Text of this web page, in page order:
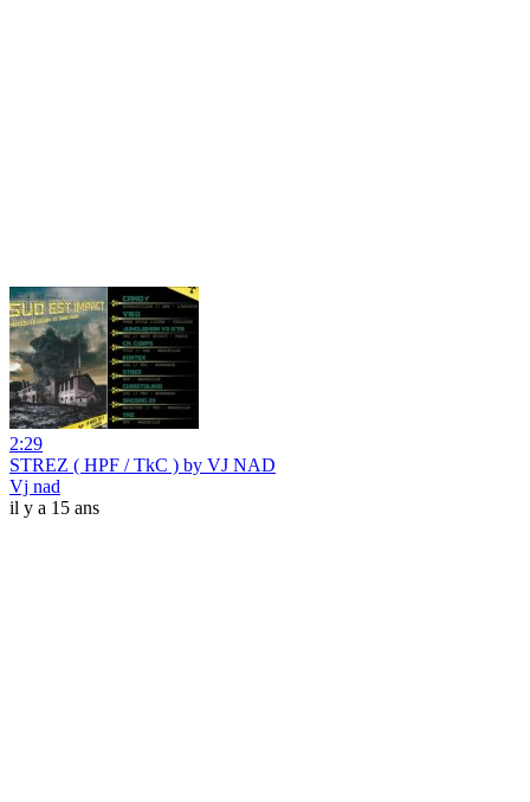
2:29
STREZ ( HPF / TkC ) by VJ NAD
Vj nad
il y a 15 ans